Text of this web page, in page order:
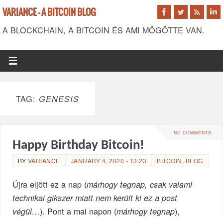
VARIANCE - A BITCOIN BLOG
A BLOCKCHAIN, A BITCOIN ÉS AMI MÖGÖTTE VAN.
TAG: GENESIS
NO COMMENTS
Happy Birthday ​Bitcoin!
BY VARIANCE JANUARY 4, 2020 - 13:23 BITCOIN, BLOG
Újra eljött ez a nap (márhogy tegnap, csak valami
technikai gikszer miatt nem került ki ez a post
végül…). Pont a mai napon (márhogy tegnap),